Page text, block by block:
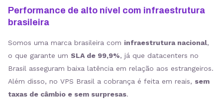
Performance de alto nível com infraestrutura
brasileira
Somos uma marca brasileira com infraestrutura nacional,
o que garante um SLA de 99,9%, já que datacenters no
Brasil asseguram baixa latência em relação aos estrangeiros.
Além disso, no VPS Brasil a cobrança é feita em reais, sem
taxas de câmbio e sem surpresas.